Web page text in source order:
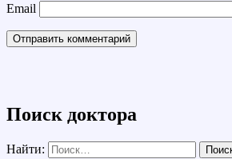
Email
Поиск доктора
Найти: